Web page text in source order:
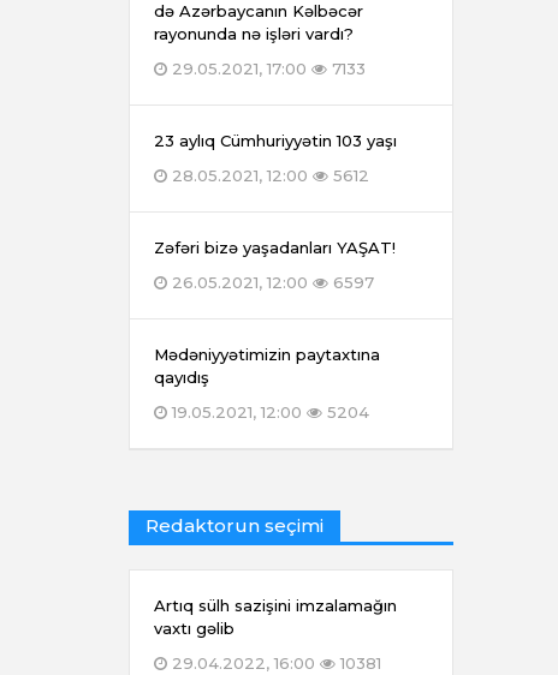
də Azərbaycanın Kəlbəcər
rayonunda nə işləri vardı?
29.05.2021, 17:00
7133
23 aylıq Cümhuriyyətin 103 yaşı
28.05.2021, 12:00
5612
Zəfəri bizə yaşadanları YAŞAT!
26.05.2021, 12:00
6597
Mədəniyyətimizin paytaxtına
qayıdış
19.05.2021, 12:00
5204
Redaktorun seçimi
Artıq sülh sazişini imzalamağın
vaxtı gəlib
29.04.2022, 16:00
10381